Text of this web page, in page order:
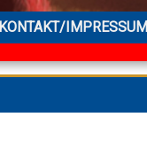
KONTAKT/IMPRESSUM